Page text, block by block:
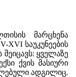
მარცხენა
XVI საუკუნეების
ყველაზე
ქვის მასიური
ადგილიც.